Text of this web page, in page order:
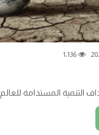
1٬136
التنمية المستدامة للعالم